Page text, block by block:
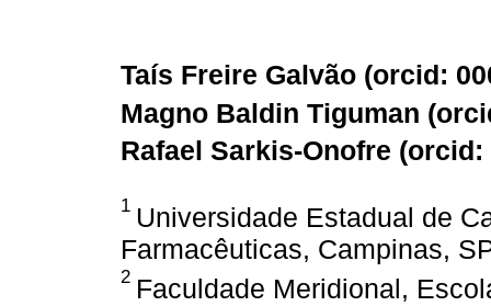
Taís Freire Galvão (orcid:
Magno Baldin Tiguman (
Rafael Sarkis-Onofre (orcid:
1 Universidade Estadual de
Farmacêuticas, Campinas,
2 Faculdade Meridional,